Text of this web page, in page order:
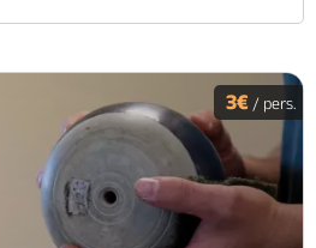
3€ / pers.